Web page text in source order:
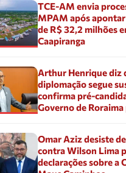
TCE-AM envia
MPAM após
de R$ 32,2 milhões
Caapiranga
Arthur Henrique diz
diplomação segue
confirma pré-
Governo de Roraima
Omar Aziz desiste
contra Wilson Lima
declarações sobre a